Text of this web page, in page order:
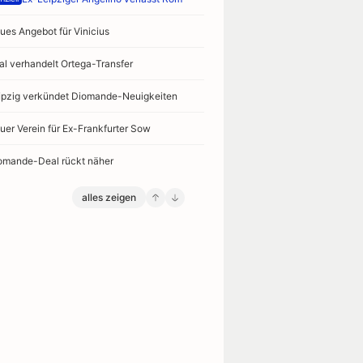
teuerste aller Königlichen:
Angebot für Vinicius
verhandelt Ortega-Transfer
verkündet Diomande-Neuigkeiten
Verein für Ex-Frankfurter Sow
Deal rückt näher
alles zeigen